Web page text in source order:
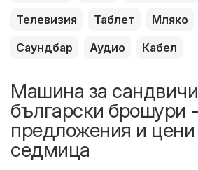
Телевизия
Таблет Мляко
Саундбар
Аудио Кабел
Машина за
български брошури
предложения и цени
седмица